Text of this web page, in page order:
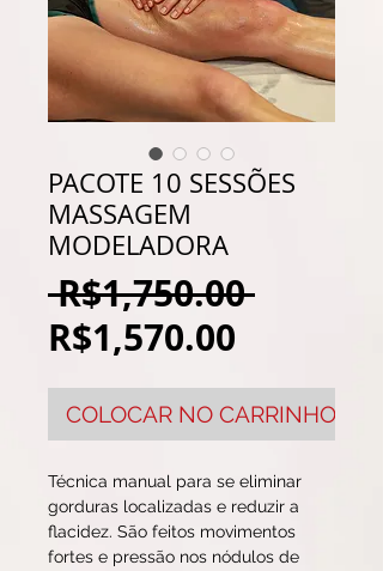
PACOTE 10 SESSÕES
MASSAGEM
MODELADORA
R$1,750.00 Regular
R$1,570.00
Price
COLOCAR NO CARRINHO
Técnica manual para se eliminar
gorduras localizadas e reduzir a
flacidez. São feitos movimentos
fortes e pressão nos nódulos de